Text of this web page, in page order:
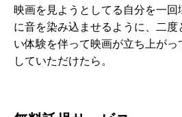
映画を見ようとしてる自分を一
に音を染み込ませるように、二
い体験を伴って映画が立ち上が
していただけたら。